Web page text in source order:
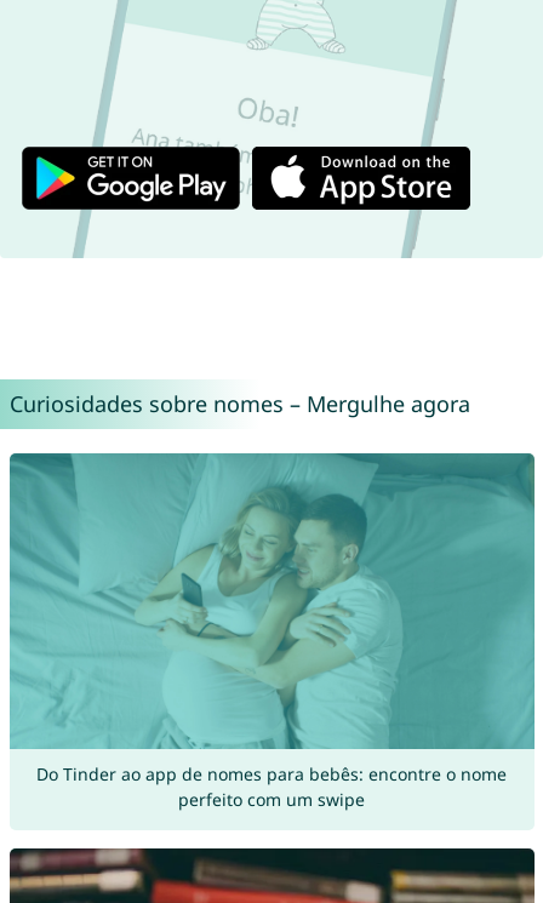
Curiosidades sobre nomes – Mergulhe agora
Do Tinder ao app de nomes para bebês: encontre o nome
perfeito com um swipe